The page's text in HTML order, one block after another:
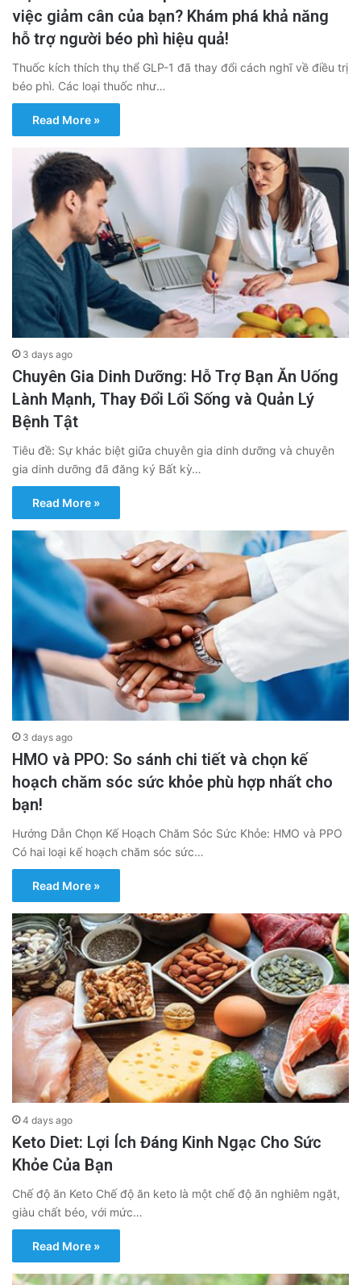
việc giảm cân của bạn? Khám phá khả năng
hỗ trợ người béo phì hiệu quả!
Thuốc kích thích thụ thể GLP-1 đã thay đổi cách nghĩ về điều trị
béo phì. Các loại thuốc như…
Read More »
3 days ago
Chuyên Gia Dinh Dưỡng: Hỗ Trợ Bạn Ăn Uống
Lành Mạnh, Thay Đổi Lối Sống và Quản Lý
Bệnh Tật
Tiêu đề: Sự khác biệt giữa chuyên gia dinh dưỡng và chuyên
gia dinh dưỡng đã đăng ký Bất kỳ…
Read More »
3 days ago
HMO và PPO: So sánh chi tiết và chọn kế
hoạch chăm sóc sức khỏe phù hợp nhất cho
bạn!
Hướng Dẫn Chọn Kế Hoạch Chăm Sóc Sức Khỏe: HMO và PPO
Có hai loại kế hoạch chăm sóc sức…
Read More »
4 days ago
Keto Diet: Lợi Ích Đáng Kinh Ngạc Cho Sức
Khỏe Của Bạn
Chế độ ăn Keto Chế độ ăn keto là một chế độ ăn nghiêm ngặt,
giàu chất béo, với mức…
Read More »